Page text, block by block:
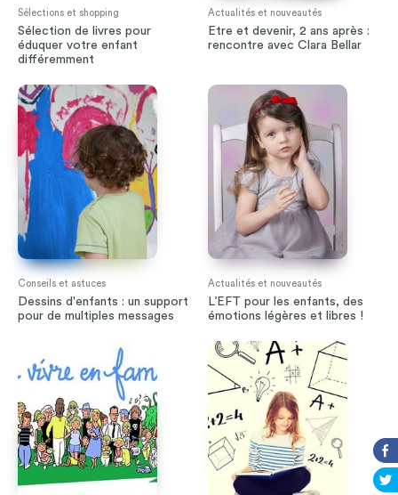
Sélections et shopping
Sélection de livres pour
éduquer votre enfant
différemment
Actualités et nouveautés
Etre et devenir, 2 ans après :
rencontre avec Clara Bellar
Conseils et astuces
Dessins d'enfants : un support
pour de multiples messages
Actualités et nouveautés
L’EFT pour les enfants, des
émotions légères et libres !